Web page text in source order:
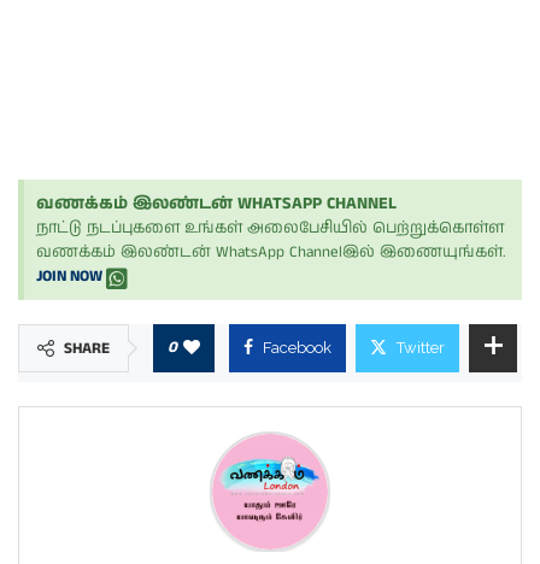
வணக்கம் இலண்டன் WHATSAPP CHANNEL
நாட்டு நடப்புகளை உங்கள் அலைபேசியில் பெற்றுக்கொள்ள
வணக்கம் இலண்டன் WhatsApp Channelஇல் இணையுங்கள்.
JOIN NOW
SHARE 0 Facebook Twitter